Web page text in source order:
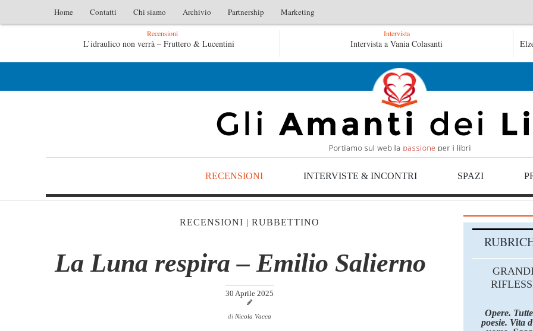
Home Contatti Chi siamo Archivio Partnership Marketing
Recensioni
L’arte di uno storico – Emilio Gentile Tutte le mattine di Sybil – Virginia Evans
Intervista
Intervista a Vania Colasanti
RECENSIONI INTERVISTE & INCONTRI SPAZI
RECENSIONI | RUBBETTINO
La Luna respira – Emilio Salierno
30 Aprile 2025
di Nicola Vacca
Opere.
poesie. Vita